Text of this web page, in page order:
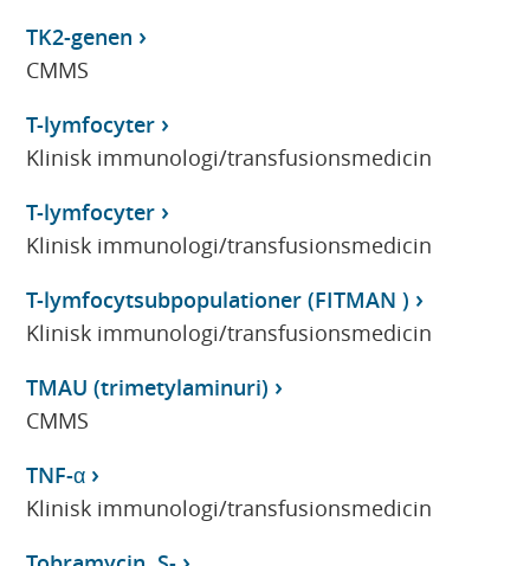
TK2-genen
CMMS
T-lymfocyter
Klinisk immunologi/transfusionsmedicin
T-lymfocyter
Klinisk immunologi/transfusionsmedicin
T-lymfocytsubpopulationer (FITMAN )
Klinisk immunologi/transfusionsmedicin
TMAU (trimetylaminuri)
CMMS
TNF-α
Klinisk immunologi/transfusionsmedicin